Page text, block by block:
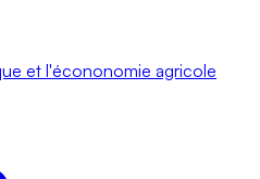
et l'écononomie agricole